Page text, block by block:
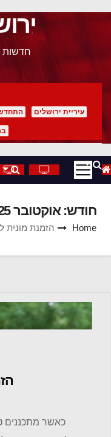
חדשות
עיריית ירושלים
חודש:אוקטובר 2025
Home הזמנת
כאשר מתכננים